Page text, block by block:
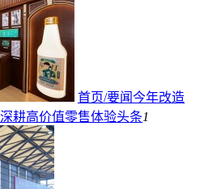
首页/要闻今年改造
耕高价值零售体验头条1